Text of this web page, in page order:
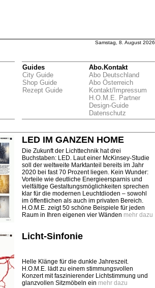
Samstag, 8. August 2026
Guides
City Guide
Shop Guide
Rezept Guide
Abo.Kontakt
Abo Deutschland
Abo Österreich
Kontakt/Impressum
H.O.M.E. Partner
Design-Guide
Datenschutz
LED IM GANZEN HOME
Die Zukunft der Lichttechnik hat drei
Buchstaben: LED. Laut einer McKinsey-Studie
soll der weltweite Marktanteil bereits im Jahr
2020 bei fast 70 Prozent liegen. Kein Wunder:
Vorteile wie deutliche Energieersparnis und
vielfältige Gestaltungsmöglichkeiten sprechen
klar für die modernen Leuchtdioden – sowohl
im öffentlichen als auch im privaten Bereich.
H.O.M.E. zeigt 50 schöne Beispiele für jeden
Raum in Ihren eigenen vier Wänden mehr dazu
Licht-Sinfonie
Helle Klänge für die dunkle Jahreszeit.
H.O.M.E. lädt zu einem stimmungsvollen
Konzert mit faszinierender Lichtstimmung und
glanzvollen Sitzmöbeln ein mehr dazu